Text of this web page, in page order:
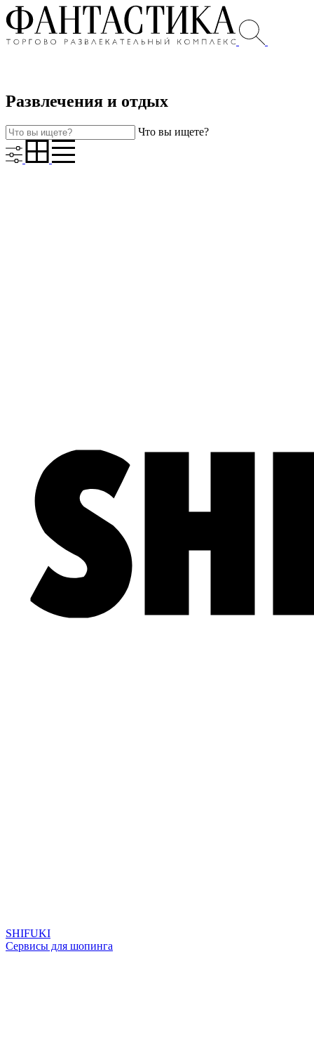
Развлечения и отдых
Что вы ищете?
SHIFUKI
Сервисы для шопинга